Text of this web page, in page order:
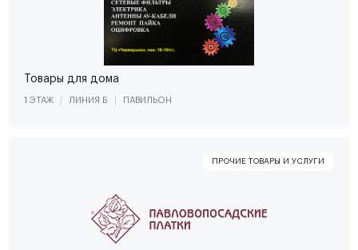
Товары для дома
1 ЭТАЖ ЛИНИЯ Б ПАВИЛЬОН